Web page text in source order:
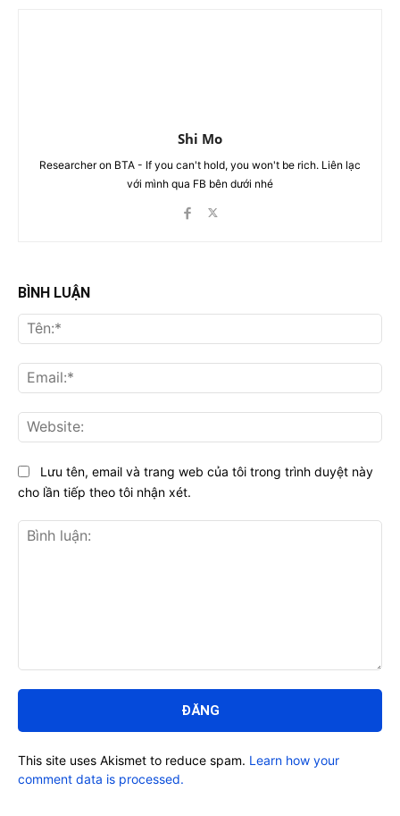
Shi Mo
Researcher on BTA - If you can't hold, you won't be rich. Liên lạc
với mình qua FB bên dưới nhé
BÌNH LUẬN
luận:
Lưu tên, email và trang web của tôi trong trình duyệt này
cho lần tiếp theo tôi nhận xét.
This site uses Akismet to reduce spam. Learn how your
comment data is processed.